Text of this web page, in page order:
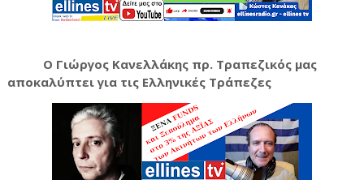
Ο Γιώργος Κανελλάκης πρ. Τραπεζικός μας
αποκαλύπτει για τις Ελληνικές Τράπεζες